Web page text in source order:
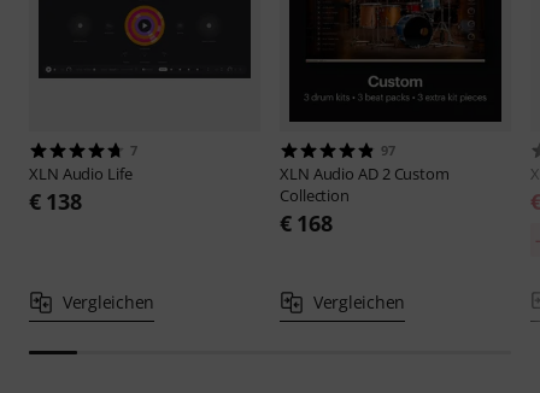
7
XLN Audio Life
€ 138
Vergleichen
97
XLN AudioAD 2 Custom
Collection
€ 168
Vergleichen